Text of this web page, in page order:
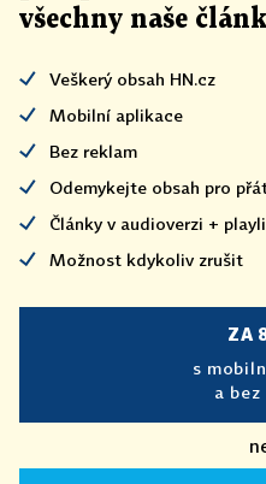
všechny naše
Veškerý obsah HN.cz
Mobilní aplikace
Bez reklam
Odemykejte obsah pro
Články v audioverzi +
Možnost kdykoliv zrušit
ZA
s
a bez